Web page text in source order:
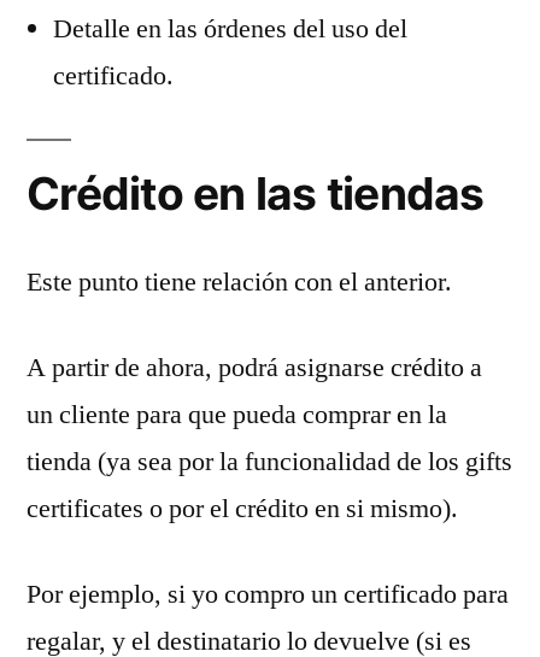
Detalle en las órdenes del uso del
certificado.
Crédito en las tiendas
Este punto tiene relación con el anterior.
A partir de ahora, podrá asignarse crédito a
un cliente para que pueda comprar en la
tienda (ya sea por la funcionalidad de los gifts
certificates o por el crédito en si mismo).
Por ejemplo, si yo compro un certificado para
regalar, y el destinatario lo devuelve (si es